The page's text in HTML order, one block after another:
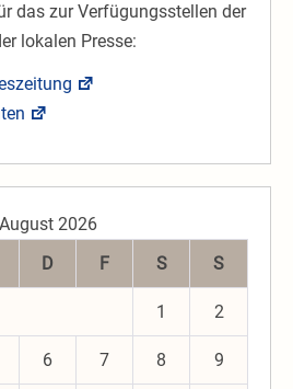
das zur Verfügungsstellen der
lokalen Presse:
August 2026
D F S S
1 2
6 7 8 9